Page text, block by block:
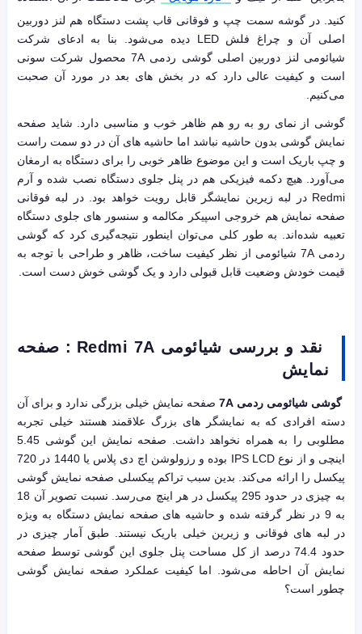
کنید. در گوشه سمت چپ و فوقانی قاب پشت دستگاه هم لنز دوربین
اصلی آن و چراغ فلش LED دیده می‌شود. بنا به ادعای شرکت
شیائومی لنز دوربین اصلی گوشی ردمی 7A محصول شرکت سونی
است و کیفیت عالی دارد که در بخش های بعد در مورد آن صحبت
می‌کنیم.
گوشی از نمای رو به رو هم ظاهر خوب و مناسبی دارد. شاید صفحه
نمایش گوشی بدون حاشیه نباشد اما حاشیه های آن در دو سمت راست
و چپ باریک است و این موضوع ظاهر خوبی را برای دستگاه به ارمغان
می‌آورد. هیچ دکمه فیزیکی هم در پنل جلوی دستگاه نصب شده و آرم
Redmi در لبه زیرین نمایشگر قابل رویت خواهد بود. در لبه فوقانی
صفحه نمایش هم خروجی اسپیکر مکالمه و سنسور های جلوی دستگاه
تعبیه شده‌اند. به طور کلی می‌توان اینطور نتیجه‌گیری کرد که گوشی
ردمی 7A شیائومی از نظر کیفیت ساخت، ظاهر و طراحی با توجه به
قیمت خودش وضعیت قابل قبولی دارد و یک گوشی خوش دست است.
نقد و بررسی شیائومی Redmi 7A : صفحه
نمایش
گوشی شیائومی ردمی 7A
صفحه نمایش خیلی بزرگی ندارد و برای آن
دسته افرادی که به نمایشگر های بزرگ علاقمند هستند خیلی تجربه
مطلوبی را به همراه نخواهد داشت. صفحه نمایش این گوشی 5.45
اینچی و از نوع IPS LCD بوده و رزولوشن اچ دی پلاس یا 1440 در 720
پیکسل را ارائه می‌کند. بدین سبب تراکم پیکسلی صفحه نمایش گوشی
به چیزی در حدود 295 پیکسل در هر اینچ می‌رسد. نسبت تصویر آن 18
به 9 در نظر گرفته شده و حاشیه های صفحه نمایش دستگاه به ویژه
در لبه های فوقانی و زیرین خیلی باریک نیستند. طبق آمار چیزی در
حدود 74.4 درصد از کل مساحت پنل جلوی این گوشی توسط صفحه
نمایش آن احاطه می‌شود. اما کیفیت عملکرد صفحه نمایش گوشی
چطور است؟